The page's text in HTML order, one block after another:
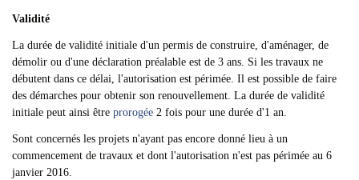
Validité
La durée de validité initiale d'un permis de construire, d'aménager, de
démolir ou d'une déclaration préalable est de 3 ans. Si les travaux ne
débutent dans ce délai, l'autorisation est périmée. Il est possible de faire
des démarches pour obtenir son renouvellement. La durée de validité
initiale peut ainsi être prorogée 2 fois pour une durée d'1 an.
Sont concernés les projets n'ayant pas encore donné lieu à un
commencement de travaux et dont l'autorisation n'est pas périmée au 6
janvier 2016.